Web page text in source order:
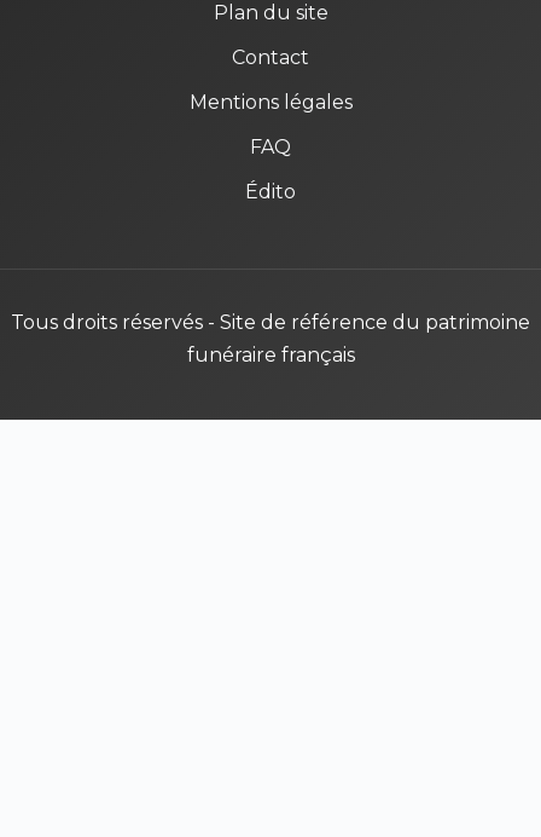
Plan du site
Contact
Mentions légales
FAQ
Édito
Tous droits réservés - Site de référence du patrimoine
funéraire français